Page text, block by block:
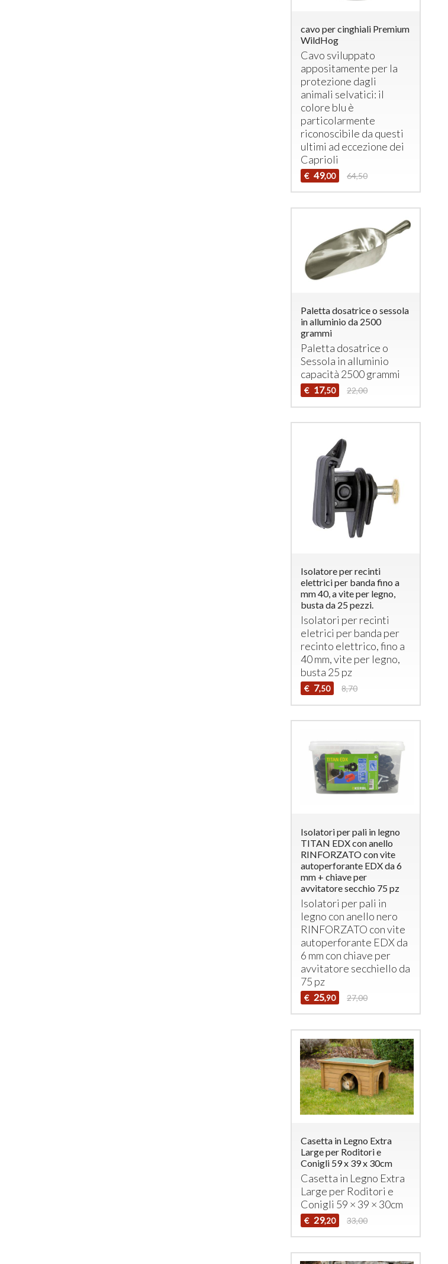
cavo per cinghiali Premium
WildHog
Cavo sviluppato
appositamente per la
protezione dagli
animali selvatici: il
colore blu è
particolarmente
riconoscibile da questi
ultimi ad eccezione dei
Caprioli
€ 49,00 64,50
Paletta dosatrice o sessola
in alluminio da 2500
grammi
Paletta dosatrice o
Sessola in alluminio
capacità 2500 grammi
€ 17,50 22,00
Isolatore per recinti
elettrici per banda fino a
mm 40, a vite per legno,
busta da 25 pezzi.
Isolatori per recinti
eletrici per banda per
recinto elettrico, fino a
40 mm, vite per legno,
busta 25 pz
€ 7,50 8,70
Isolatori per pali in legno
TITAN EDX con anello
RINFORZATO con vite
autoperforante EDX da 6
mm + chiave per
avvitatore secchio 75 pz
Isolatori per pali in
legno con anello nero
RINFORZATO con vite
autoperforante EDXda
6 mm con chiave per
avvitatore secchiello da
75 pz
€ 25,90 27,00
Casetta in Legno Extra
Large per Roditori e
Conigli 59 x 39 x 30cm
Casetta in Legno Extra
Large per Roditori e
Conigli 59 × 39 × 30cm
€ 29,20 33,00